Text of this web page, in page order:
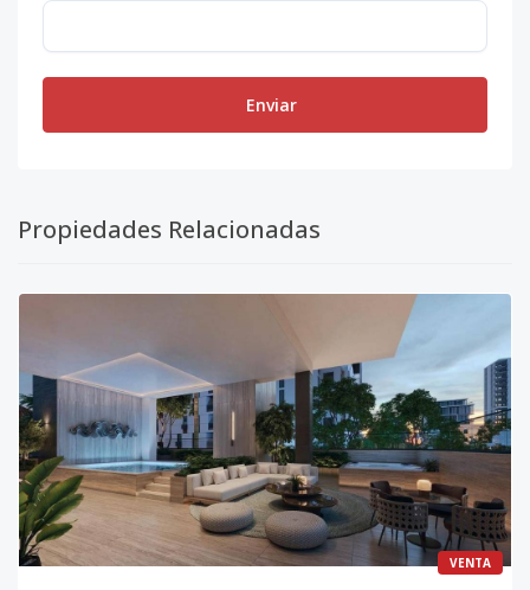
Enviar
Propiedades Relacionadas
VENTA